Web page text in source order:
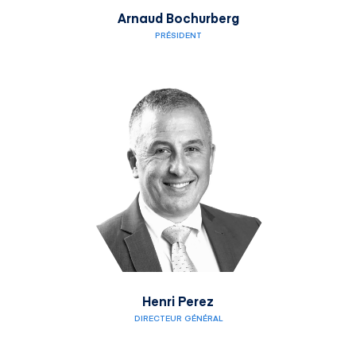
Arnaud Bochurberg
PRÉSIDENT
Henri Perez
DIRECTEUR GÉNÉRAL